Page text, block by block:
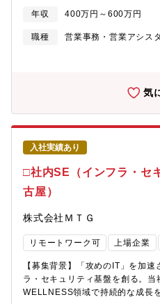
して組織を牽引【ポジションの
験を、戦略とモノづくりの両面
点。単なる制作担当ではなく、
「VMD＝専門職」というキャリ
績次第では、アートディレクタ
ティブを統括したり、マーケテ
ご自身の志向性に合わせた成長
等ご出身の場合、培った「素材・
カーの利益構造を支える強力な武
ントしたクリエイティブが、ブ
くやりがいある仕事です。【配属
＆スキンケア事業本部 68名 男
理店出身者・化粧品会社出身者・
カテゴリの立ち上げを実行支援
体的な仕事内容】・売上分析（
の乖離要因分析）・部門採算管
ト）・事業計画達成に向けた課
を推進できるようフォローしま
理、課題抽出を担っていただき
じ、プロジェクト推進を行い、
にもチャレンジするなど活躍の
です。将来的には、グループリー
責任者など、より責任あるポジシ
すことも可能です。【このポジ
の立ち上げに伴う事業管理を経
参謀として、売上分析を通じた経
きる【配属先について】【ハート
Ｎ】“幸”を届け続ける・圧倒的に
すこと・カテゴリを拡張し続け
ること幸をカタチにして幸をお
トナー様の幸で我々も幸をもらい
送り続ける【組織構成】ハート
年収 400万円～600万円
職種
営業事務・営業アシス
気
入社実績あり
□社内SE（インフラ・セ
古屋）
株式会社ＭＴＧ
リモートワーク可 上場企業
【募集背景】「攻めのIT」を加
ラ・セキュリティ基盤を創る。当
WELLNESS領域で持続的な成長